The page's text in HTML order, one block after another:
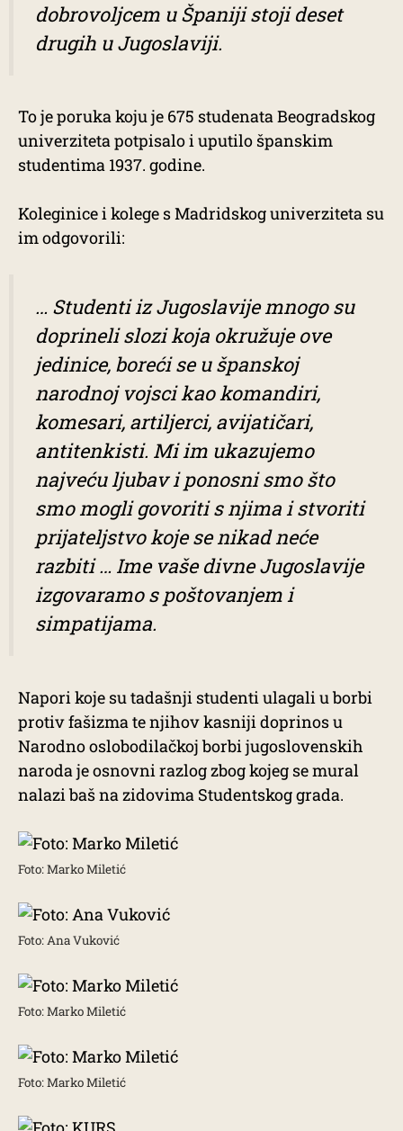
dobrovoljcem u Španiji stoji deset
drugih u Jugoslaviji.
To je poruka koju je 675 studenata Beogradskog
univerziteta potpisalo i uputilo španskim
studentima 1937. godine.
Koleginice i kolege s Madridskog univerziteta su
im odgovorili:
… Studenti iz Jugoslavije mnogo su
doprineli slozi koja okružuje ove
jedinice, boreći se u španskoj
narodnoj vojsci kao komandiri,
komesari, artiljerci, avijatičari,
antitenkisti. Mi im ukazujemo
najveću ljubav i ponosni smo što
smo mogli govoriti s njima i stvoriti
prijateljstvo koje se nikad neće
razbiti … Ime vaše divne Jugoslavije
izgovaramo s poštovanjem i
simpatijama.
Napori koje su tadašnji studenti ulagali u borbi
protiv fašizma te njihov kasniji doprinos u
Narodno oslobodilačkoj borbi jugoslovenskih
naroda je osnovni razlog zbog kojeg se mural
nalazi baš na zidovima Studentskog grada.
Foto: Marko Miletić
Foto: Ana Vuković
Foto: Marko Miletić
Foto: Marko Miletić